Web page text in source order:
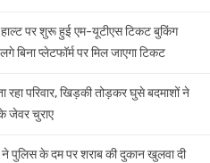
पर शुरू हुई एम-यूटीएस टिकट बुकिंग
बिना प्लेटफॉर्म पर मिल जाएगा टिकट
रहा परिवार, खिड़की तोड़कर घुसे बदमाशों ने
जेवर चुराए
पुलिस के दम पर शराब की दुकान खुलवा दी